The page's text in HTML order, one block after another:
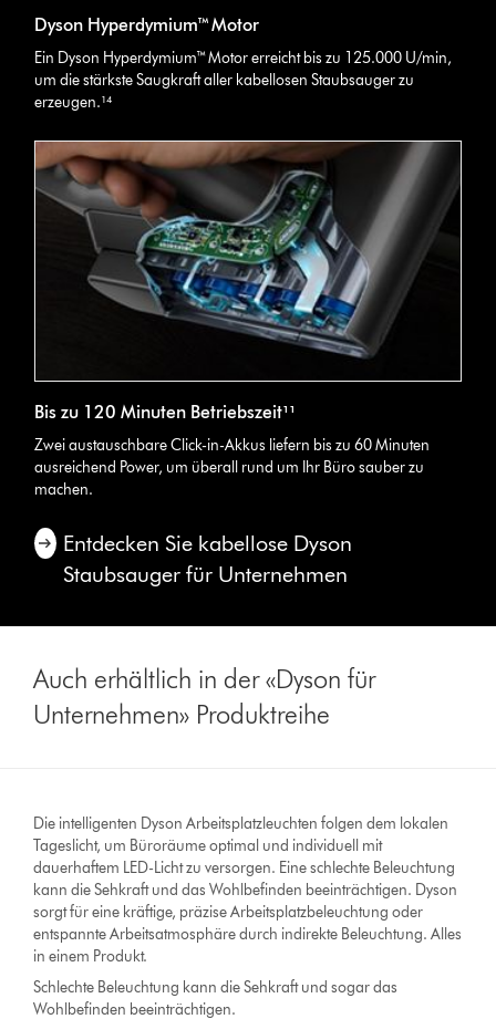
Dyson Hyperdymium™ Motor
Ein Dyson Hyperdymium™ Motor erreicht bis zu 125.000 U/min,
um die stärkste Saugkraft aller kabellosen Staubsauger zu
erzeugen.¹⁴
Bis zu 120 Minuten Betriebszeit¹¹
Zwei austauschbare Click-in-Akkus liefern bis zu 60 Minuten
ausreichend Power, um überall rund um Ihr Büro sauber zu
machen.
Entdecken Sie kabellose Dyson
Staubsauger für Unternehmen
Auch erhältlich in der «Dyson für
Unternehmen» Produktreihe
Die intelligenten Dyson Arbeitsplatzleuchten folgen dem lokalen
Tageslicht, um Büroräume optimal und individuell mit
dauerhaftem LED-Licht zu versorgen. Eine schlechte Beleuchtung
kann die Sehkraft und das Wohlbefinden beeinträchtigen. Dyson
sorgt für eine kräftige, präzise Arbeitsplatzbeleuchtung oder
entspannte Arbeitsatmosphäre durch indirekte Beleuchtung. Alles
in einem Produkt.
Schlechte Beleuchtung kann die Sehkraft und sogar das
Wohlbefinden beeinträchtigen.